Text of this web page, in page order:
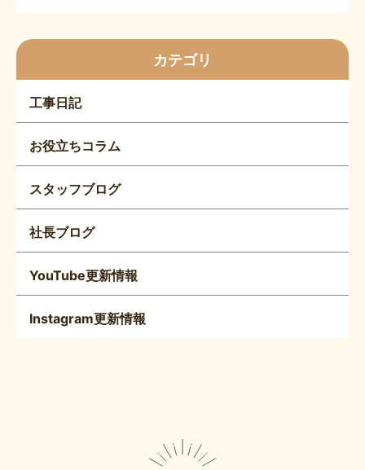
カテゴリ
工事日記
お役立ちコラム
スタッフブログ
社長ブログ
YouTube更新情報
Instagram更新情報